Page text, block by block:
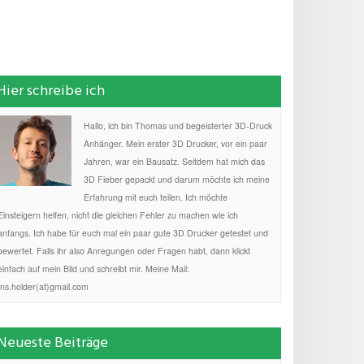
schreibe ich
Hallo, ich bin Thomas und begeisterter 3D-Druck
Anhänger. Mein erster 3D Drucker, vor ein paar
Jahren, war ein Bausatz. Seitdem hat mich das
3D Fieber gepackt und darum möchte ich meine
Erfahrung mit euch teilen. Ich möchte
helfen, nicht die gleichen Fehler zu machen wie ich
Ich habe für euch mal ein paar gute 3D Drucker getestet und
Falls ihr also Anregungen oder Fragen habt, dann klickt
auf mein Bild und schreibt mir. Meine Mail:
Beiträge